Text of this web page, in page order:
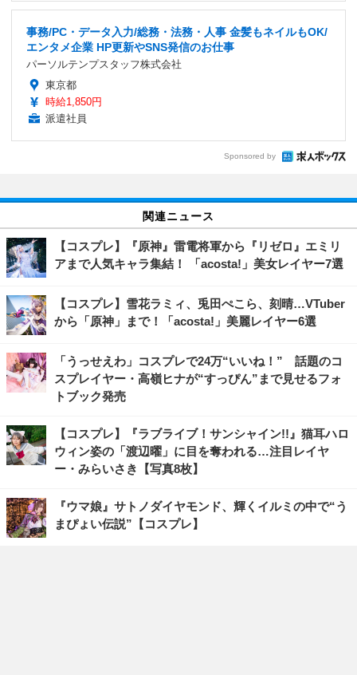
事務/PC・データ入力/総務・法務・人事 金髪もネイルもOK/
エンタメ企業 HP更新やSNS発信のお仕事
パーソルテンプスタッフ株式会社
東京都
時給1,850円
派遣社員
Sponsored by
関連ニュース
【コスプレ】『原神』雷電将軍から『リゼロ』エミリ
アまで人気キャラ集結！ 「acosta!」美女レイヤー7選
【コスプレ】雪花ラミィ、兎田ぺこら、刻晴…VTuber
から「原神」まで！「acosta!」美麗レイヤー6選
「うっせえわ」コスプレで24万“いいね！” 話題のコ
スプレイヤー・高嶺ヒナが“すっぴん”まで見せるフォ
トブック発売
【コスプレ】『ラブライブ！サンシャイン!!』猫耳ハロ
ウィン姿の「渡辺曜」に目を奪われる…注目レイヤ
ー・みらいさき【写真8枚】
『ウマ娘』サトノダイヤモンド、輝くイルミの中で“う
まぴょい伝説”【コスプレ】